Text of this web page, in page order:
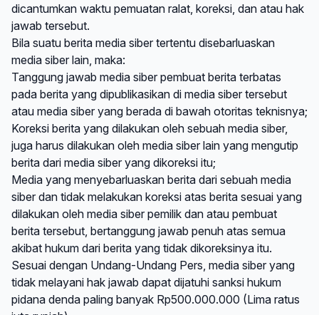
dicantumkan waktu pemuatan ralat, koreksi, dan atau hak
jawab tersebut.
Bila suatu berita media siber tertentu disebarluaskan
media siber lain, maka:
Tanggung jawab media siber pembuat berita terbatas
pada berita yang dipublikasikan di media siber tersebut
atau media siber yang berada di bawah otoritas teknisnya;
Koreksi berita yang dilakukan oleh sebuah media siber,
juga harus dilakukan oleh media siber lain yang mengutip
berita dari media siber yang dikoreksi itu;
Media yang menyebarluaskan berita dari sebuah media
siber dan tidak melakukan koreksi atas berita sesuai yang
dilakukan oleh media siber pemilik dan atau pembuat
berita tersebut, bertanggung jawab penuh atas semua
akibat hukum dari berita yang tidak dikoreksinya itu.
Sesuai dengan Undang-Undang Pers, media siber yang
tidak melayani hak jawab dapat dijatuhi sanksi hukum
pidana denda paling banyak Rp500.000.000 (Lima ratus